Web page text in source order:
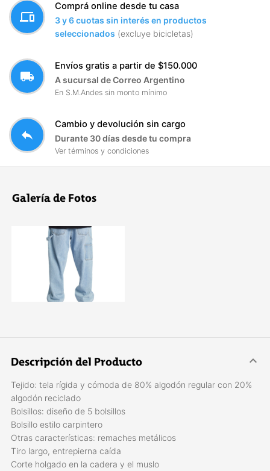
devices
Comprá online desde tu casa
3 y 6 cuotas sin interés en productos
seleccionados (excluye bicicletas)
local_shipping
Envíos gratis a partir de $150.000
A sucursal de Correo Argentino
En S.M.Andes sin monto mínimo
reply
Cambio y devolución sin cargo
Durante 30 días desde tu compra
Ver términos y condiciones
Galería de Fotos
Descripción del Producto
Tejido: tela rígida y cómoda de 80% algodón regular con 20%
algodón reciclado
Bolsillos: diseño de 5 bolsillos
Bolsillo estilo carpintero
Otras características: remaches metálicos
Tiro largo, entrepierna caída
Corte holgado en la cadera y el muslo